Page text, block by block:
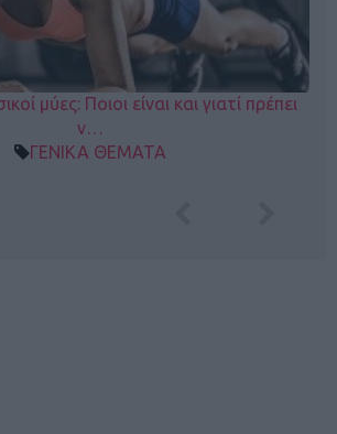
μύες: Ποιοι είναι και γιατί πρέπει
ν…
ΓΕΝΙΚΑ ΘΕΜΑΤΑ